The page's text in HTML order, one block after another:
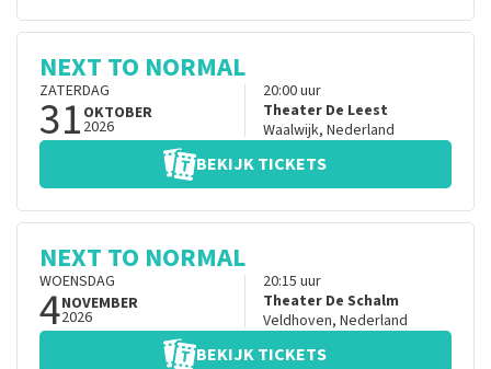
NEXT TO NORMAL
ZATERDAG
31 OKTOBER
2026
20:00uur
Theater De Leest
Waalwijk, Nederland
BEKIJK TICKETS
NEXT TO NORMAL
WOENSDAG
4NOVEMBER
2026
20:15 uur
Theater De Schalm
Veldhoven, Nederland
BEKIJK TICKETS